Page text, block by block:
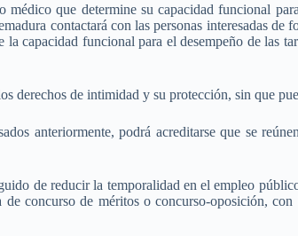
médico que determine su capacidad funcional
contactará con las personas interesadas
capacidad funcional para el desempeño de las
derechos de intimidad y su protección, sin que
anteriormente, podrá acreditarse que se
de reducir la temporalidad en el empleo
concurso de méritos o concurso-oposición,